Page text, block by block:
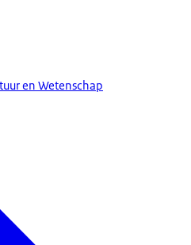
en Wetenschap